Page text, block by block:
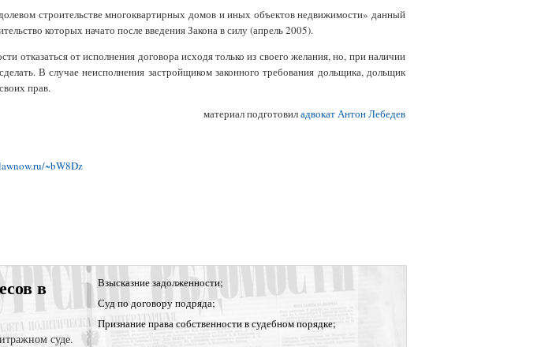
строительстве многоквартирных домов и иных объектов недвижимости» данный
которых начато после введения Закона в силу (апрель 2005).
отказаться от исполнения договора исходя только из своего желания, но, при наличии
В случае неисполнения застройщиком законного требования дольщика, дольщик
прав.
материал подготовиладвокат Антон Лебедев
~bW8Dz
в
суде.
Взысказние задолженности;
Суд по договору подряда;
Признание права собственности в судебном порядке;